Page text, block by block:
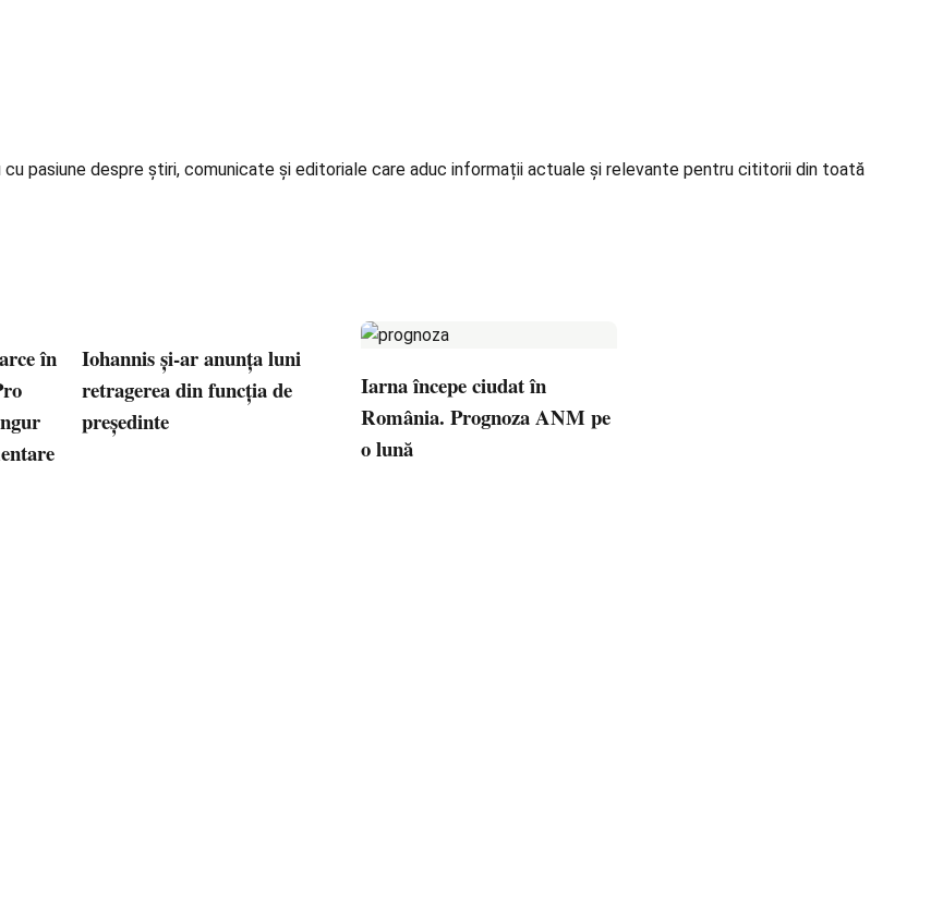
cu pasiune despre știri, comunicate și editoriale care aduc informații actuale și relevante pentru cititorii din toată
în
Iohannis și-ar anunța luni
retragerea din funcția de
președinte
Iarna începe ciudat în
România. Prognoza ANM pe
o lună